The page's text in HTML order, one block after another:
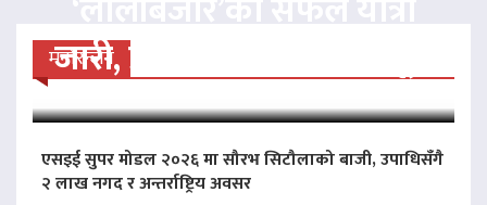
मनोरन्जन
जारी, प्रदर्शनको ५१औँ दिन पूरा
एसइई सुपर मोडल २०२६ मा सौरभ सिटौलाको बाजी, उपाधिसँगै
२ लाख नगद र अन्तर्राष्ट्रिय अवसर